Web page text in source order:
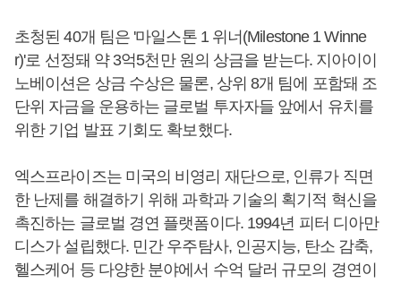
초청된 40개 팀은 '마일스톤 1 위너(Milestone 1 Winne
r)'로 선정돼 약 3억5천만 원의 상금을 받는다. 지아이이
노베이션은 상금 수상은 물론, 상위 8개 팀에 포함돼 조
단위 자금을 운용하는 글로벌 투자자들 앞에서 유치를
위한 기업 발표 기회도 확보했다.
엑스프라이즈는 미국의 비영리 재단으로, 인류가 직면
한 난제를 해결하기 위해 과학과 기술의 획기적 혁신을
촉진하는 글로벌 경연 플랫폼이다. 1994년 피터 디아만
디스가 설립했다. 민간 우주탐사, 인공지능, 탄소 감축,
헬스케어 등 다양한 분야에서 수억 달러 규모의 경연이